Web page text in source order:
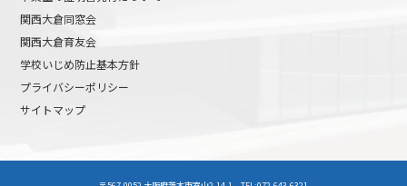
高校受験について
高等学校受験イベント
関西大倉同窓会
関西大倉育友会
学校いじめ防止基本方針
プライバシーポリシー
サイトマップ